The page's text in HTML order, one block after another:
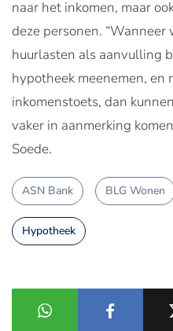
naar het inkomen, maar
deze personen.
huurlasten als aanvulling
hypotheek meenemen, en
inkomenstoets, dan
vaker in aanmerking
Soede.
ASN Bank BLG Wonen
Hypotheek